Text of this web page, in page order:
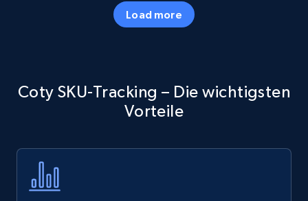
5.7K+ Jetzt anfangen
specific keywords
Title, Seller name, Brand, Description, Initial
Load more
Coty SKU-Tracking – Die wichtigsten
Vorteile